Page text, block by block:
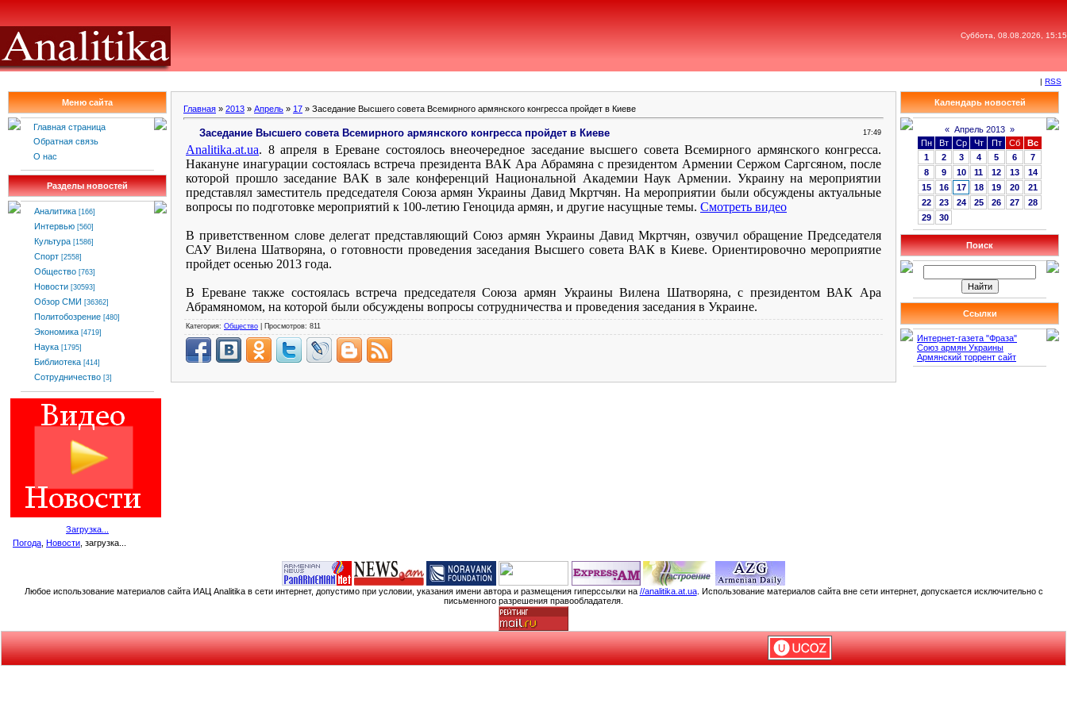
Суббота, 08.08.2026, 15:15
| RSS
Меню сайта
Главная страница
Обратная связь
О нас
Разделы новостей
Аналитика [166]
Интервью [560]
Культура [1586]
Спорт [2558]
Общество [763]
Новости [30593]
Обзор СМИ [36362]
Политобозрение [480]
Экономика [4719]
Наука [1795]
Библиотека [414]
Сотрудничество [3]
Загрузка...
Погода Новости , загрузка...
Главная » 2013 » Апрель » 17 » Заседание Высшего совета Всемирного армянского конгресса пройдет в Киеве
Заседание Высшего совета Всемирного армянского конгресса пройдет в Киеве 17:49
Analitika.at.ua. 8 апреля в Ереване состоялось внеочередное заседание высшего совета Всемирного армянского конгресса.
Накануне инагурации состоялась встреча президента ВАК Ара Абрамяна с президентом Армении Сержом Саргсяном, после
которой прошло заседание ВАК в зале конференций Национальной Академии Наук Армении. Украину на мероприятии
представлял заместитель председателя Союза армян Украины Давид Мкртчян. На мероприятии были обсуждены актуальные
вопросы по подготовке мероприятий к 100-летию Геноцида армян, и другие насущные темы. Смотреть видео
В приветственном слове делегат представляющий Союз армян Украины Давид Мкртчян, озвучил обращение Председателя
САУ Вилена Шатворяна, о готовности проведения заседания Высшего совета ВАК в Киеве. Ориентировочно мероприятие
пройдет осенью 2013 года.
В Ереване также состоялась встреча председателя Союза армян Украины Вилена Шатворяна, с президентом ВАК Ара
Абрамяномом, на которой были обсуждены вопросы сотрудничества и проведения заседания в Украине.
Категория: Общество | Просмотров: 811
Календарь новостей
« Апрель 2013 »
Пн
Вт Ср Чт Пт Сб
Вс
1
2 3 4 5 6
7
8
9 10 11 12 13
14
15
16 17 18 19 20
21
22
23 24 25 26 27
28
29
30
Поиск
Ссылки
Интернет-газета "Фраза"
Союз армян Украины
Армянский торрент сайт
Любое использование материалов сайта ИАЦ Analitika в сети интернет, допустимо при условии, указания имени автора и размещения гиперссылки на //analitika.at.ua. Использование материалов сайта вне сети интернет, допускается исключительно с
письменного разрешения правообладателя.